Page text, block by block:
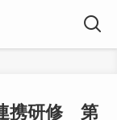
携研修 第